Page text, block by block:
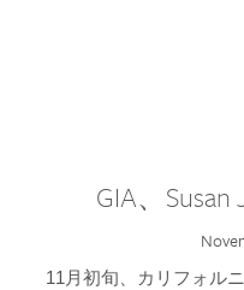
GIA、
11月初旬、カリフォル